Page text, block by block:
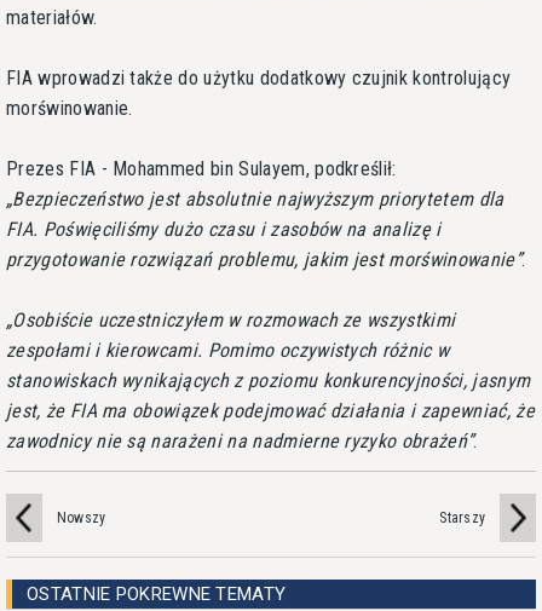
materiałów.
FIA wprowadzi także do użytku dodatkowy czujnik kontrolujący
morświnowanie.
Prezes FIA - Mohammed bin Sulayem, podkreślił:
Bezpieczeństwo jest absolutnie najwyższym priorytetem dla
FIA. Poświęciliśmy dużo czasu i zasobów na analizę i
przygotowanie rozwiązań problemu, jakim jest morświnowanie .
Osobiście uczestniczyłem w rozmowach ze wszystkimi
zespołami i kierowcami. Pomimo oczywistych różnic w
stanowiskach wynikających z poziomu konkurencyjności, jasnym
jest, że FIA ma obowiązek podejmować działania i zapewniać, że
zawodnicy nie są narażeni na nadmierne ryzyko obrażeń .
Nowszy Starszy
OSTATNIE POKREWNE TEMATY